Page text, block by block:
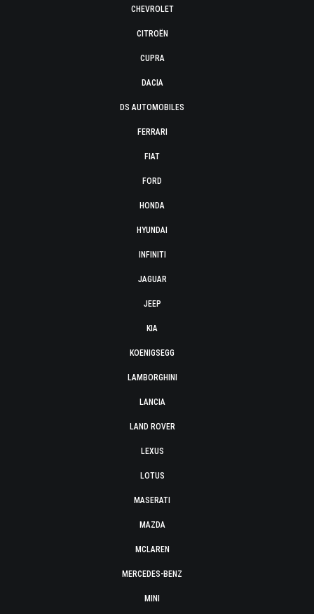
CHEVROLET
CITROËN
CUPRA
DACIA
DS AUTOMOBILES
FERRARI
FIAT
FORD
HONDA
HYUNDAI
INFINITI
JAGUAR
JEEP
KIA
KOENIGSEGG
LAMBORGHINI
LANCIA
LAND ROVER
LEXUS
LOTUS
MASERATI
MAZDA
MCLAREN
MERCEDES-BENZ
MINI